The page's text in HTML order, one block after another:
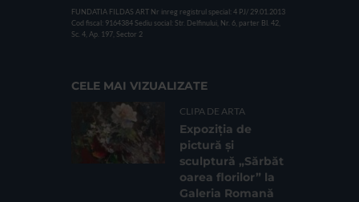
FUNDATIA FILDAS ART Nr inreg registrul special: 4 PJ/ 29.01.2013
Cod fiscal: 9164384 Sediu social: Str. Delfinului, Nr. 6, parter Bl. 42,
Sc. 4, Ap. 197, Sector 2
CELE MAI VIZUALIZATE
CLIPA DE ARTA
Expoziția de
pictură și
sculptură „Sărbăt
oarea florilor” la
Galeria Romană